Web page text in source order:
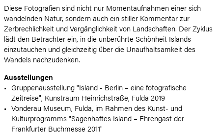
Diese Fotografien sind nicht nur Momentaufnahmen einer sich
wandelnden Natur, sondern auch ein stiller Kommentar zur
Zerbrechlichkeit und Vergänglichkeit von Landschaften. Der Zyklus
lädt den Betrachter ein, in die unberührte Schönheit Islands
einzutauchen und gleichzeitig über die Unaufhaltsamkeit des
Wandels nachzudenken.
Ausstellungen
Gruppenausstellung "Island - Berlin – eine fotografische
Zeitreise", Kunstraum Heinrichstraße, Fulda 2019
Vonderau Museum, Fulda, im Rahmen des Kunst- und
Kulturprogramms "Sagenhaftes Island – Ehrengast der
Frankfurter Buchmesse 2011"